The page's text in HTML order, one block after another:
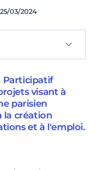
03/2024
Participatif
visant à
parisien
la création
et à l'emploi.